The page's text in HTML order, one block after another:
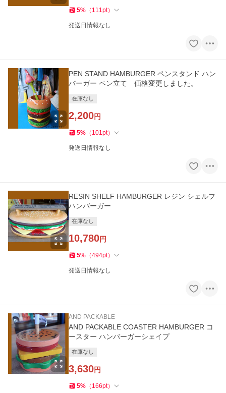
5% （ 111pt）
発送日情報なし
PEN STAND HAMBURGER ペンスタンド ハン
バーガー ペン立て 価格変更しました。
在庫なし
2,200円
5% （ 101pt）
発送日情報なし
RESIN SHELF HAMBURGER レジン シェルフ
ハンバーガー
在庫なし
10,780円
5% （494pt）
発送日情報なし
AND PACKABLE
AND PACKABLE COASTER HAMBURGER コ
ースター ハンバーガーシェイプ
在庫なし
3,630円
5% （ 166pt）